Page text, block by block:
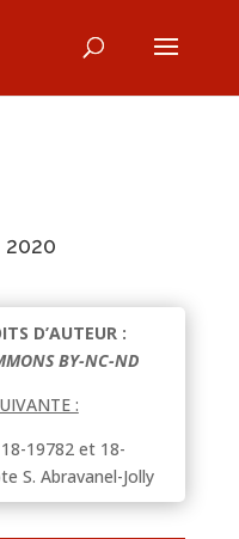
2020
D’AUTEUR :
BY-NC-ND
:
19782 et 18-
S. Abravanel-Jolly